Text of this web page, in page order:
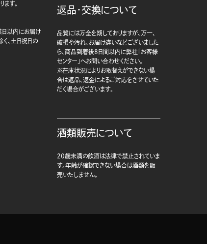
ます。
以内にお届け
く、土日祝日の
返品・交換について
品質には万全を期しておりますが、万一、
破損や汚れ、お届け違いなどございました
ら、商品到着後8日間以内に弊社「お客様
センター」へお問い合わせください。
※在庫状況によりお取替えができない場
合は返品、返金によるご対応をさせていた
だく場合がございます。
酒類販売について
20歳未満の飲酒は法律で禁止されていま
す。年齢が確認できない場合は酒類を販
売いたしません。